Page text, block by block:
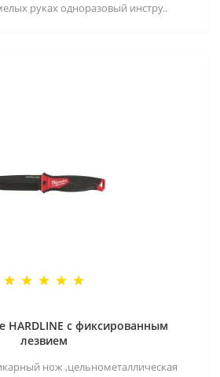
руках одноразовый инстру..
HARDLINE с фиксированным
лезвием
нож ,цельнометаллическая